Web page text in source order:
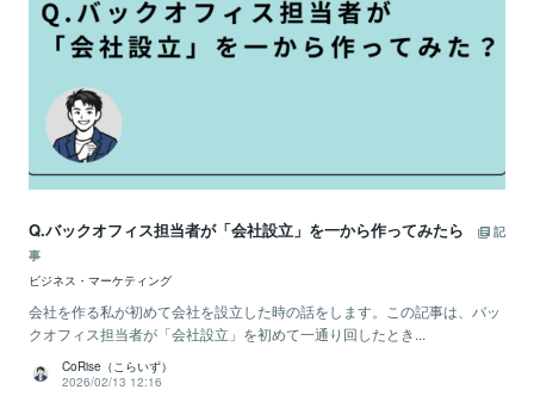
Q.バックオフィス担当者が「会社設立」を一から作ってみたら
記
事
ビジネス・マーケティング
会社を作る私が初めて会社を設立した時の話をします。この記事は、バッ
クオフィス担当者が「会社設立」を初めて一通り回したとき...
CoRise（こらいず）
2026/02/13 12:16